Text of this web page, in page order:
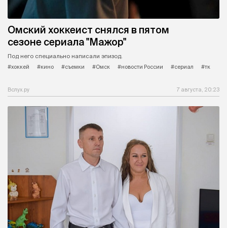
Омский хоккеист снялся в пятом
сезоне сериала "Мажор"
Под него специально написали эпизод.
#хоккей
#кино #съемки #Омск #новости России #сериал #тк
Вслух.ру 7 августа, 20:23